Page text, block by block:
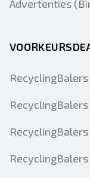
Advertenties
RecyclingBalers